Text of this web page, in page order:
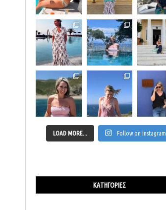
LOAD MORE... Follow on Instagram
ΚΑΤΗΓΟΡΊΕΣ